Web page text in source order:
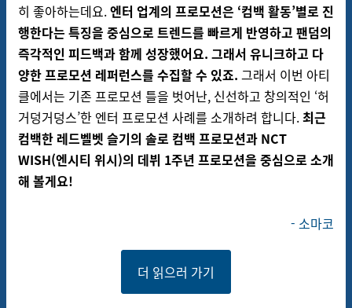
히 좋아하는데요.엔터 업계의 프로모션은 ‘컴백 활동’별로 진
행한다는 특징을 중심으로 트렌드를 빠르게 반영하고 팬덤의
즉각적인 피드백과 함께 성장했어요. 그래서 유니크하고 다
양한 프로모션 레퍼런스를 수집할 수 있죠. 그래서 이번 아티
클에서는 기존 프로모션 틀을 벗어난, 신선하고 창의적인 ‘허
거덩거덩스’한 엔터 프로모션 사례를 소개하려 합니다.최근
컴백한 레드벨벳 슬기의 솔로 컴백 프로모션과 NCT
WISH(엔시티 위시)의 데뷔 1주년 프로모션을 중심으로 소개
해 볼게요!
- 소마코
더 읽으러 가기